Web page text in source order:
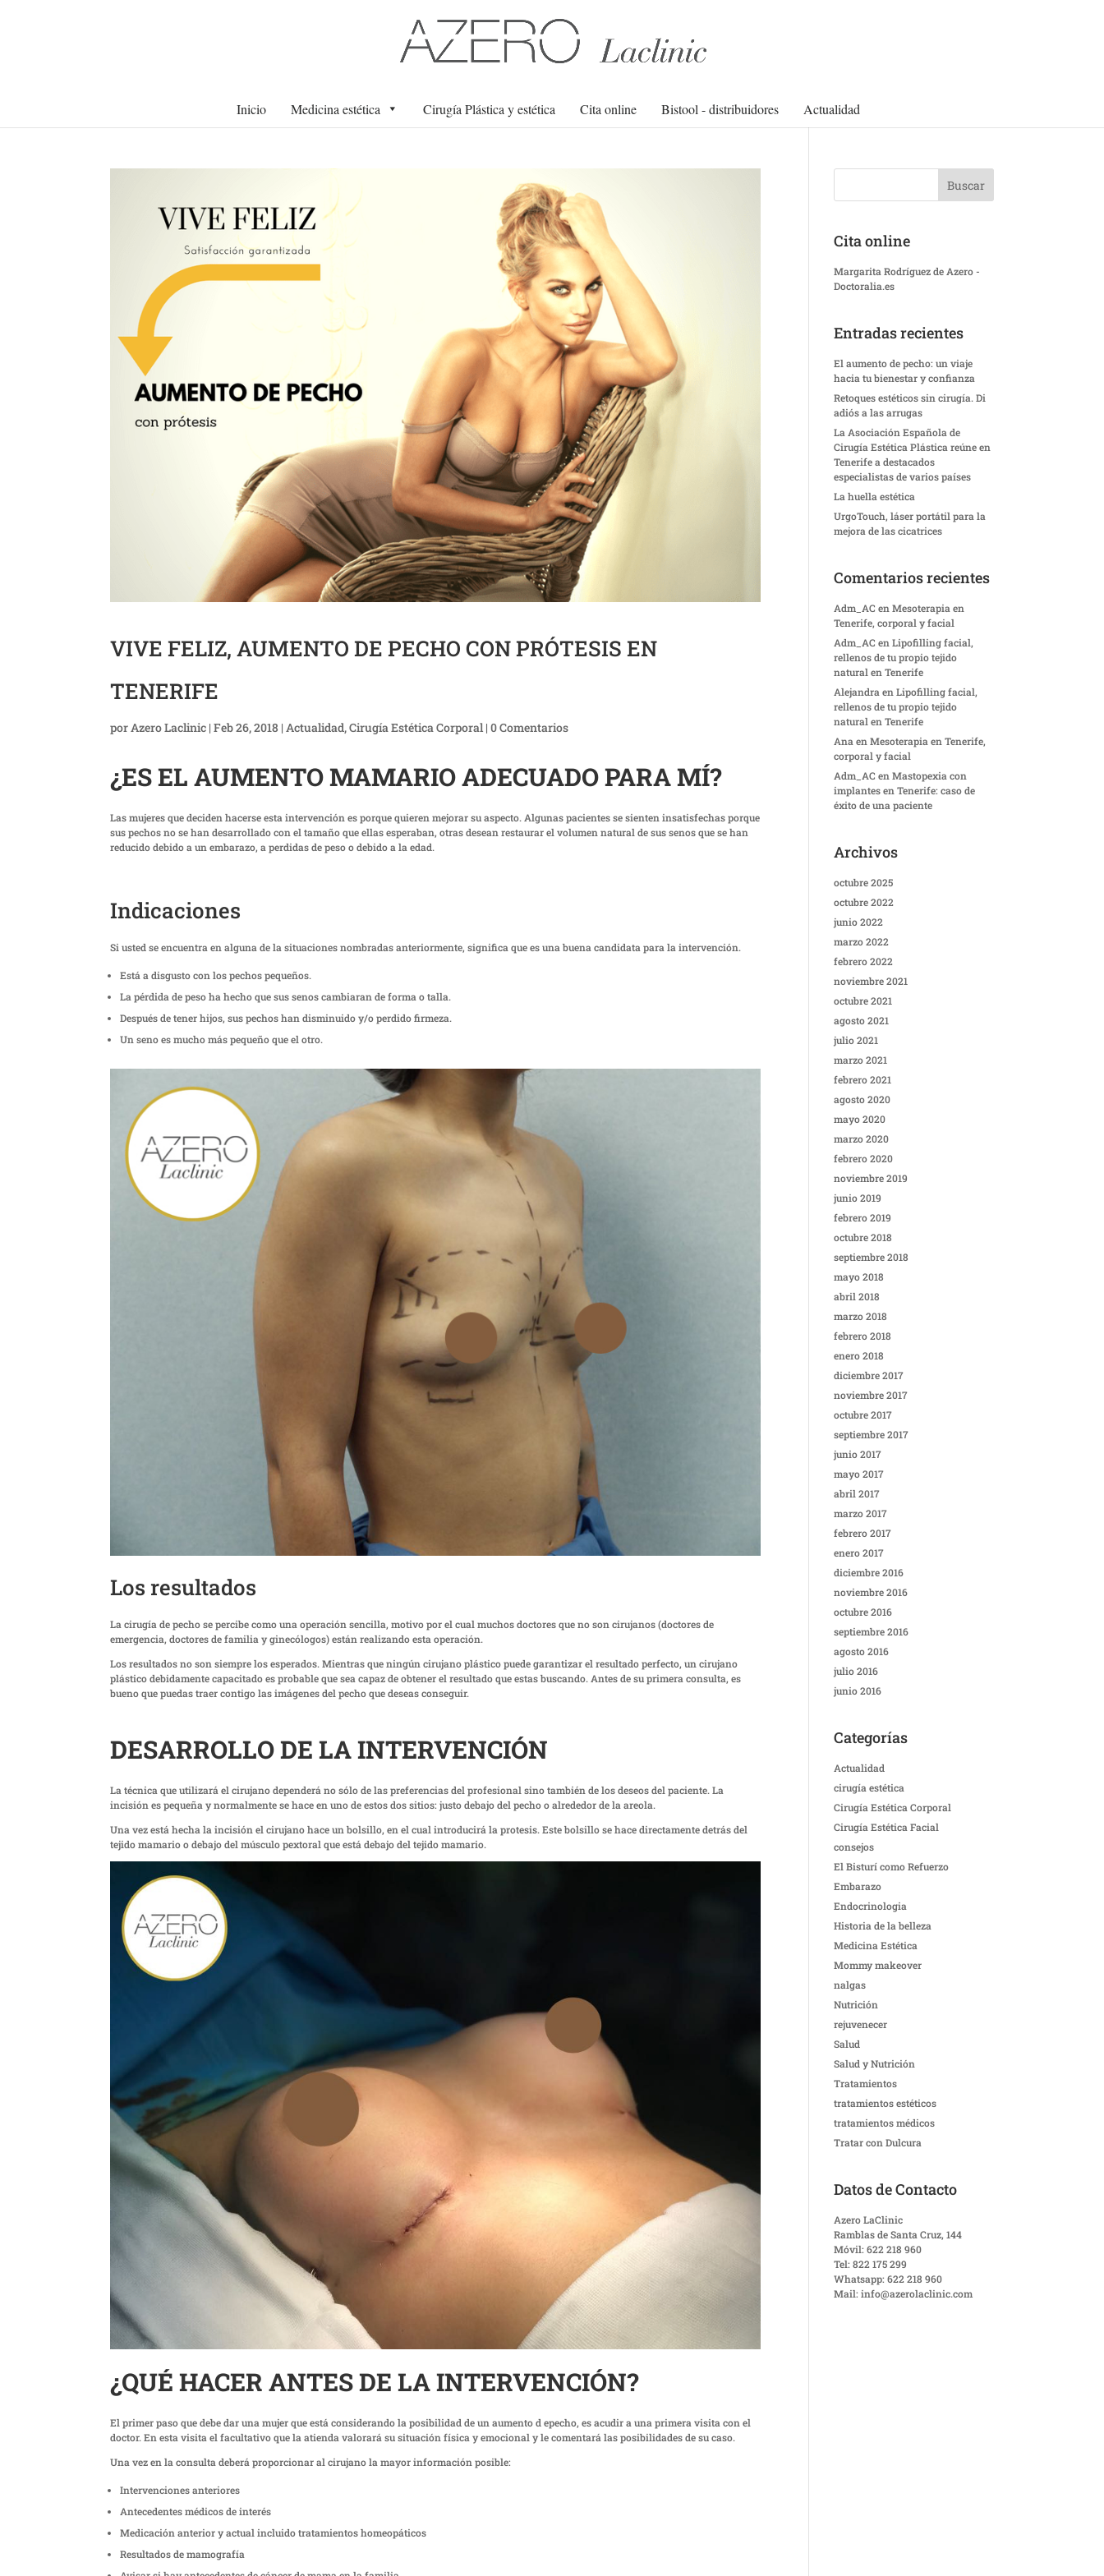
Inicio Medicina estética Cirugía Plástica y estética Cita online Bistool - distribuidores Actualidad
VIVE FELIZ, AUMENTO DE PECHO CON PRÓTESIS EN
TENERIFE
por Azero Laclinic |Feb 26, 2018 | Actualidad,Cirugía Estética Corporal |0 Comentarios
¿ES EL AUMENTO MAMARIO ADECUADO PARA MÍ?
Las mujeres que deciden hacerse esta intervención es porque quieren mejorar su aspecto. Algunas pacientes se sienten insatisfechas porque
sus pechos no se han desarrollado con el tamaño que ellas esperaban, otras desean restaurar el volumen natural de sus senos que se han
reducido debido a un embarazo, a perdidas de peso o debido a la edad.
Indicaciones
Si usted se encuentra en alguna de la situaciones nombradas anteriormente, significa que es una buena candidata para la intervención.
Está a disgusto con los pechos pequeños.
La pérdida de peso ha hecho que sus senos cambiaran de forma o talla.
Después de tener hijos, sus pechos han disminuido y/o perdido firmeza.
Un seno es mucho más pequeño que el otro.
Los resultados
La cirugía de pecho se percibe como una operación sencilla, motivo por el cual muchos doctores que no son cirujanos (doctores de
emergencia, doctores de familia y ginecólogos) están realizando esta operación.
Los resultados no son siempre los esperados. Mientras que ningún cirujano plástico puede garantizar el resultado perfecto, un cirujano
plástico debidamente capacitado es probable que sea capaz de obtener el resultado que estas buscando. Antes de su primera consulta, es
bueno que puedas traer contigo las imágenes del pecho que deseas conseguir.
DESARROLLO DE LA INTERVENCIÓN
La técnica que utilizará el cirujano dependerá no sólo de las preferencias del profesional sino también de los deseos del paciente. La
incisión es pequeña y normalmente se hace en uno de estos dos sitios: justo debajo del pecho o alrededor de la areola.
Una vez está hecha la incisión el cirujano hace un bolsillo, en el cual introducirá la protesis. Este bolsillo se hace directamente detrás del
tejido mamario o debajo del músculo pextoral que está debajo del tejido mamario.
¿QUÉ HACER ANTES DE LA INTERVENCIÓN?
El primer paso que debe dar una mujer que está considerando la posibilidad de un aumento d epecho, es acudir a una primera visita con el
doctor. En esta visita el facultativo que la atienda valorará su situación física y emocional y le comentará las posibilidades de su caso.
Una vez en la consulta deberá proporcionar al cirujano la mayor información posible:
Intervenciones anteriores
Antecedentes médicos de interés
Medicación anterior y actual incluido tratamientos homeopáticos
Resultados de mamografía
Cita online
Margarita Rodríguez de Azero -
Doctoralia.es
Entradas recientes
El aumento de pecho: un viaje
hacia tu bienestar y confianza
Retoques estéticos sin cirugía. Di
adiós a las arrugas
La Asociación Española de
Cirugía Estética Plástica reúne en
Tenerife a destacados
especialistas de varios países
La huella estética
UrgoTouch, láser portátil para la
mejora de las cicatrices
Comentarios recientes
Adm_AC enMesoterapia en
Tenerife, corporal y facial
Adm_AC enLipofilling facial,
rellenos de tu propio tejido
natural en Tenerife
Alejandra enLipofilling facial,
rellenos de tu propio tejido
natural en Tenerife
Ana enMesoterapia en Tenerife,
corporal y facial
Adm_AC enMastopexia con
implantes en Tenerife: caso de
éxito de una paciente
Archivos
octubre 2025
octubre 2022
junio 2022
marzo 2022
febrero 2022
noviembre 2021
octubre 2021
agosto 2021
julio 2021
marzo 2021
febrero 2021
agosto 2020
mayo 2020
marzo 2020
febrero 2020
noviembre 2019
junio 2019
febrero 2019
octubre 2018
septiembre 2018
mayo 2018
abril 2018
marzo 2018
febrero 2018
enero 2018
diciembre 2017
noviembre 2017
octubre 2017
septiembre 2017
junio 2017
mayo 2017
abril 2017
marzo 2017
febrero 2017
enero 2017
diciembre 2016
noviembre 2016
octubre 2016
septiembre 2016
agosto 2016
julio 2016
junio 2016
Categorías
Actualidad
cirugía estética
Cirugía Estética Corporal
Cirugía Estética Facial
consejos
El Bisturí como Refuerzo
Embarazo
Endocrinologia
Historia de la belleza
Medicina Estética
Mommy makeover
nalgas
Nutrición
rejuvenecer
Salud
Salud y Nutrición
Tratamientos
tratamientos estéticos
tratamientos médicos
Tratar con Dulcura
Datos de Contacto
Azero LaClinic
Ramblas de Santa Cruz, 144
Móvil: 622 218 960
Tel: 822 175 299
Whatsapp: 622 218 960
Mail: info@azerolaclinic.com